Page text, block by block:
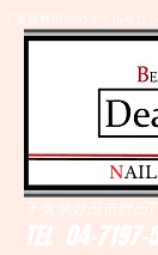
千葉県野田市のネイルサロ
TEL 04-7197-
千葉県野田市野田
​N